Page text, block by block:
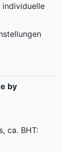
individuelle
by
ca. BHT: